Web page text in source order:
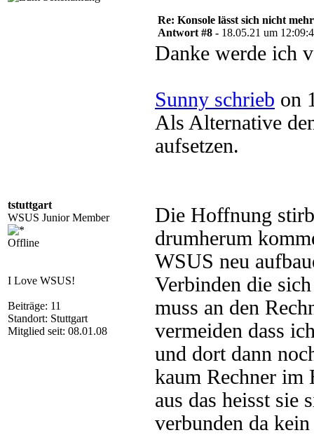
tstuttgart
WSUS Junior Member
Offline
I Love WSUS!
Beiträge: 11
Standort: Stuttgart
Mitglied seit: 08.01.08
Re: Konsole lässt sich nicht
Antwort #8 - 18.05.21 um
Danke werde ich
Sunny schrieb on
Als Alternative
aufsetzen.
Die Hoffnung
drumherum
WSUS neu
Verbinden die
muss an den
vermeiden dass
und dort dann
kaum Rechner im
aus das heisst sie
verbunden da